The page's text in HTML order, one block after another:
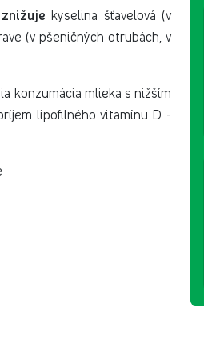
znižujekyselina šťavelová (v
(v pšeničných otrubách, v
konzumácia mlieka s nižším
lipofilného vitamínu D -